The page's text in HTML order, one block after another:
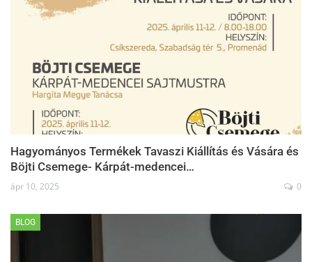
Hagyományos Termékek Tavaszi Kiállítás és Vására és
Böjti Csemege- Kárpát-medencei…
ápr 10, 2025 0
BLOG